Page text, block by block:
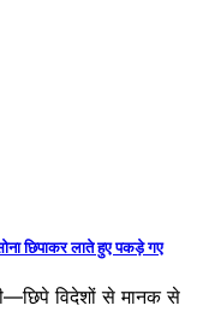
छिपाकर लाते हुए पकड़े गए
विदेशों से मानक से